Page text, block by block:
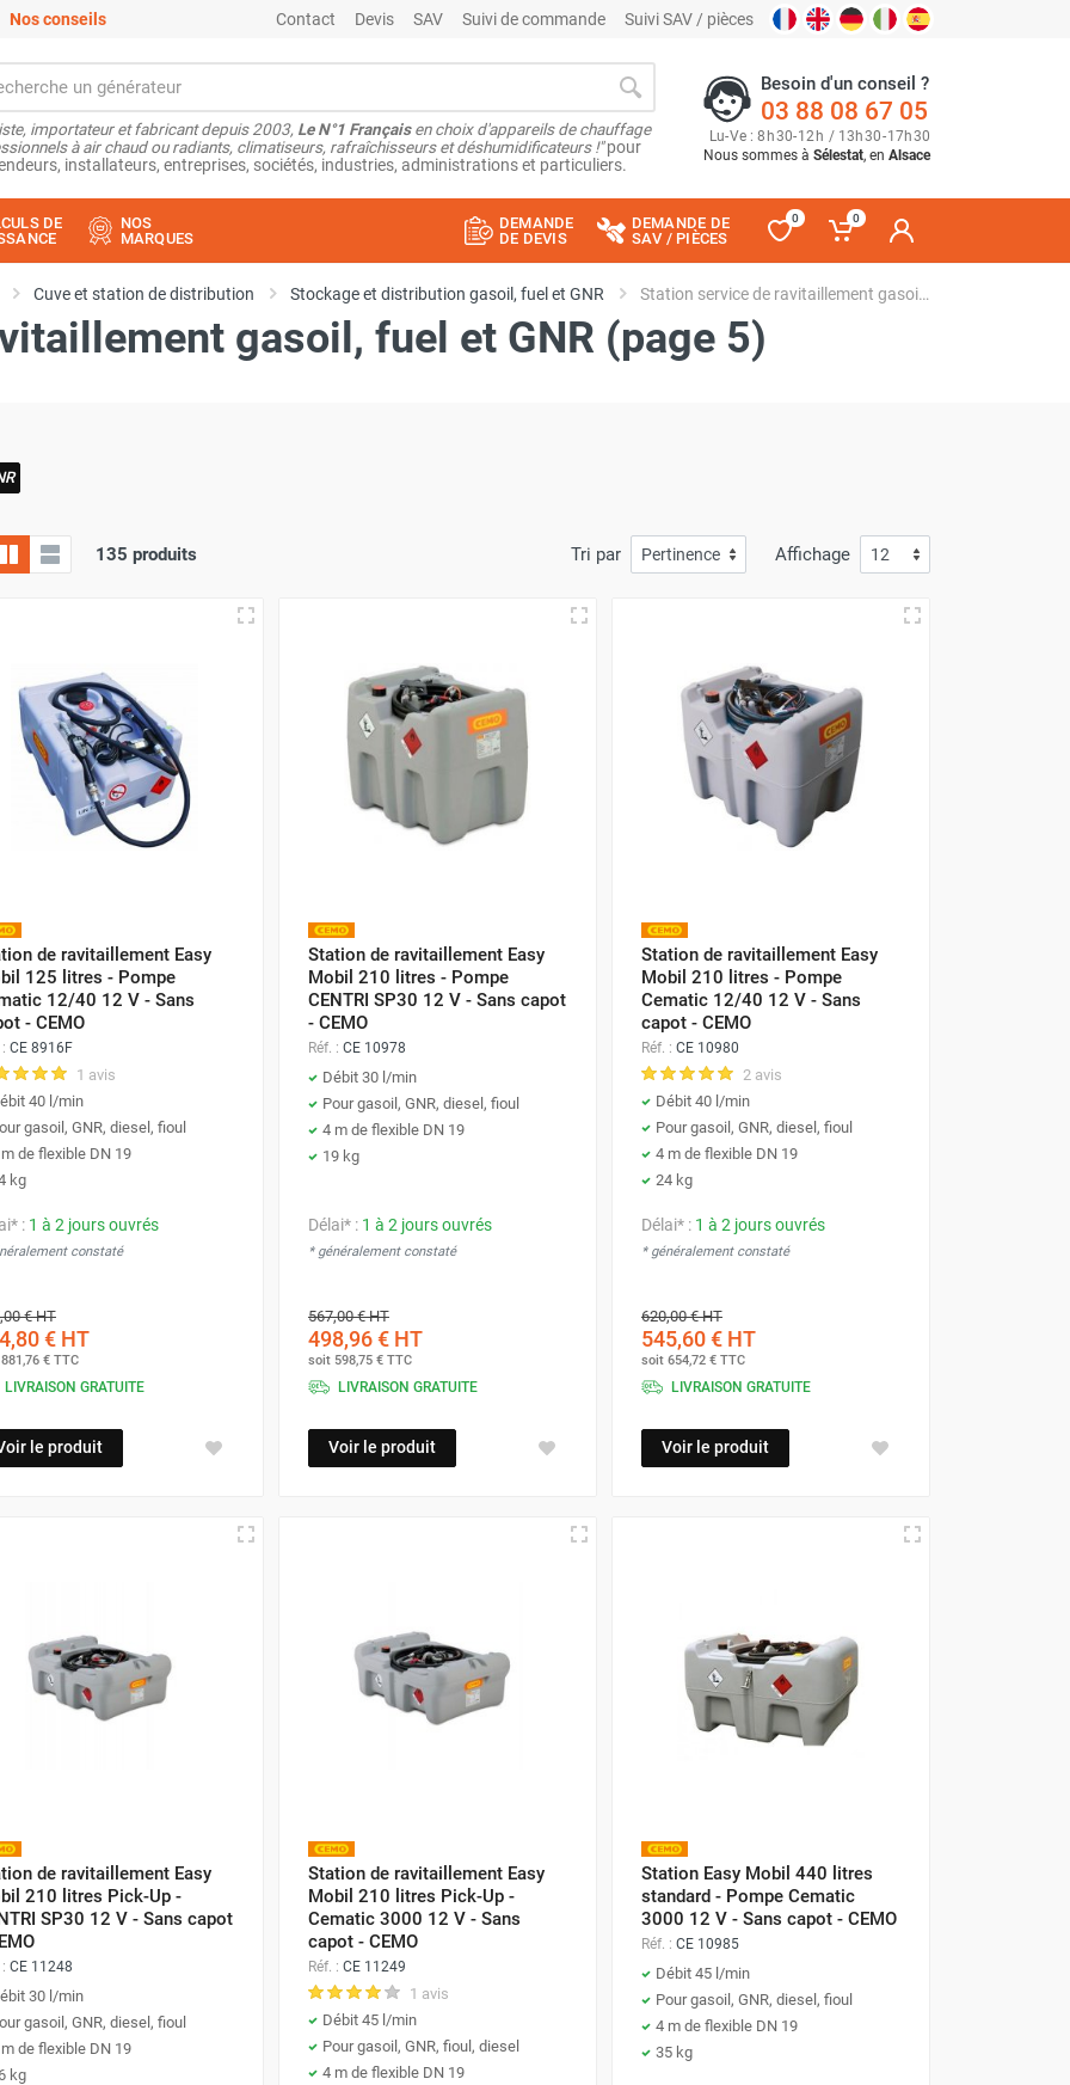
Nos conseils Contact Devis SAV Suivi de commande Suivi SAV / pièces
importateur et fabricant depuis 2003, Le N°1 Françaisen choix d'appareils de chauffage
à air chaud ou radiants, climatiseurs, rafraîchisseurs et déshumidificateurs !"pour
installateurs, entreprises, sociétés, industries, administrations et particuliers.
Besoin d'un conseil ?
03 88 08 67 05
Lu-Ve : 8h30-12h / 13h30-17h30
Nous sommes à Sélestat, en Alsace
DE
NOS
MARQUES
DEMANDE
DE DEVIS
DEMANDE DE
SAV / PIÈCES
0 0
Cuve et station de distribution Stockage et distribution gasoil, fuel et GNR Station service de ravitaillement gasoil, fuel et GNR (page 5)
gasoil, fuel et GNR (page 5)
135 produits Tri par Affichage
de ravitaillement Easy
125 litres - Pompe
12/40 12 V - Sans
- CEMO
CE 8916F
1 avis
40 l/min
gasoil, GNR, diesel, fioul
de flexible DN 19
kg
: 1 à 2 jours ouvrés
constaté
€HT
€ HT
881,76 € TTC
LIVRAISON GRATUITE
le produit
Station de ravitaillement Easy
Mobil 210 litres - Pompe
CENTRI SP30 12 V - Sans capot
- CEMO
Réf. : CE 10978
Débit 30 l/min
Pour gasoil, GNR, diesel, fioul
4 m de flexible DN 19
19 kg
Délai* : 1 à 2 jours ouvrés
* généralement constaté
567,00 €HT
498,96 €HT
soit 598,75 €TTC
LIVRAISON GRATUITE
Voir le produit
Station de ravitaillement Easy
Mobil 210 litres - Pompe
Cematic 12/40 12 V - Sans
capot - CEMO
Réf. : CE 10980
2 avis
Débit 40 l/min
Pour gasoil, GNR, diesel, fioul
4 m de flexible DN 19
24 kg
Délai* : 1 à 2 jours ouvrés
* généralement constaté
620,00 €HT
545,60 €HT
soit 654,72 €TTC
LIVRAISON GRATUITE
Voir le produit
de ravitaillement Easy
210 litres Pick-Up -
SP30 12 V - Sans capot
CE 11248
30 l/min
gasoil, GNR, diesel, fioul
de flexible DN 19
kg
Station de ravitaillement Easy
Mobil 210 litres Pick-Up -
Cematic 3000 12 V - Sans
capot - CEMO
Réf. : CE 11249
1 avis
Débit 45 l/min
Pour gasoil, GNR, fioul, diesel
4 m de flexible DN 19
Station Easy Mobil 440 litres
standard - Pompe Cematic
3000 12 V - Sans capot - CEMO
Réf. : CE 10985
Débit 45 l/min
Pour gasoil, GNR, diesel, fioul
4 m de flexible DN 19
35 kg